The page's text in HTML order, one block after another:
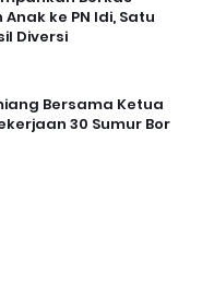
ke PN Idi, Satu
Diversi
Bersama Ketua
30 Sumur Bor